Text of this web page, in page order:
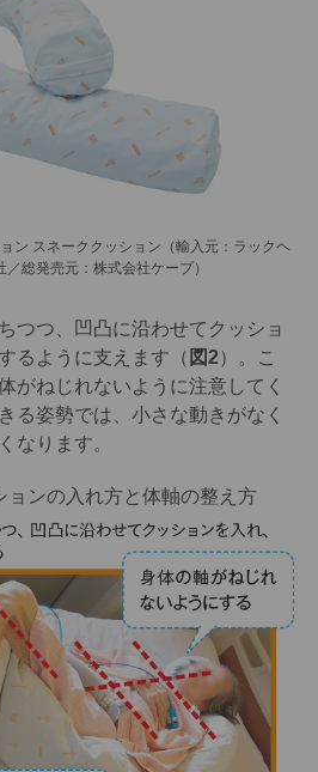
ン スネーククッション（輸入元：ラックヘ
／総発売元：株式会社ケープ）
つつ、凹凸に沿わせてクッショ
るように支えます（ 図2）。こ
がねじれないように注意してく
る姿勢では、小さな動きがなく
なります。
ンの入れ方と体軸の整え方